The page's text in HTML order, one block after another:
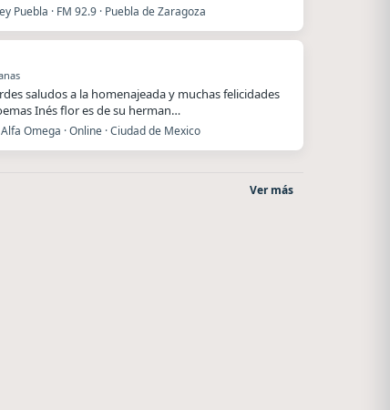
Puebla · FM 92.9 · Puebla de Zaragoza
saludos a la homenajeada y muchas felicidades
Inés flor es de su herman…
Omega · Online · Ciudad de Mexico
Ver más